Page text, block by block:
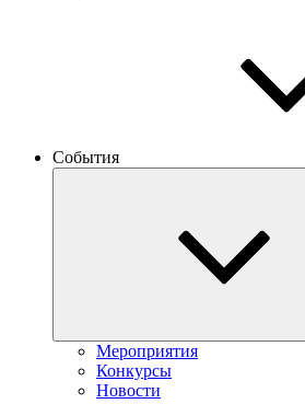
События
Мероприятия
Конкурсы
Новости